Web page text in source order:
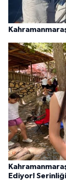
Ediyor!